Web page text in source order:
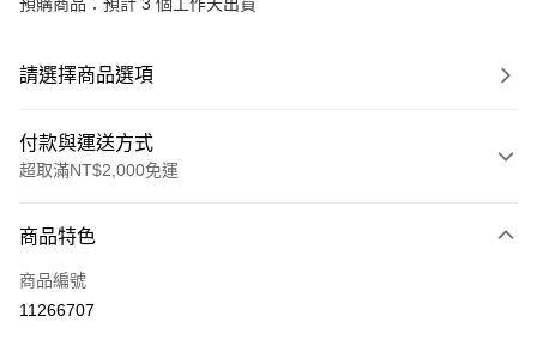
請選擇商品選項
付款與運送方式
超取滿NT$2,000免運
信用卡一次付款
LINE Pay
商品特色
商品編號
11266707